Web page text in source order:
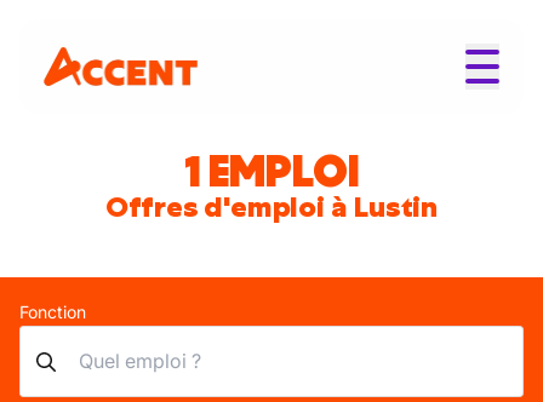
1 EMPLOI
Offres d'emploi à Lustin
Fonction